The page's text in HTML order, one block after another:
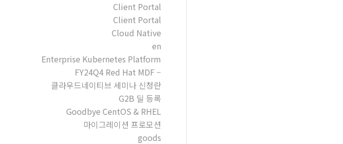
Client Portal
Client Portal
Cloud Native
en
Enterprise Kubernetes Platform
FY24Q4 Red Hat MDF –
클라우드네이티브 세미나 신청란
G2B 딜 등록
Goodbye CentOS & RHEL
마이그레이션 프로모션
goods